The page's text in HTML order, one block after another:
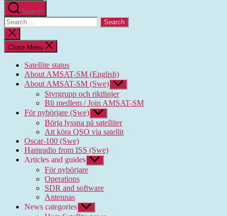
Search
Search
for:
Close
search
Close Menu
Satellite status
About AMSAT-SM (English)
About AMSAT-SM (Swe) Show
sub
menu
Styrgrupp och riktlinjer
Bli medlem / Join AMSAT-SM
För nybörjare (Swe) Show
sub
menu
Börja lyssna på satelliter
Att köra QSO via satellit
Oscar-100 (Swe)
Hamradio from ISS (Swe)
Articles and guides Show
sub
För nybörjare
Operations
SDR and software
Antennas
News categories Show
sub